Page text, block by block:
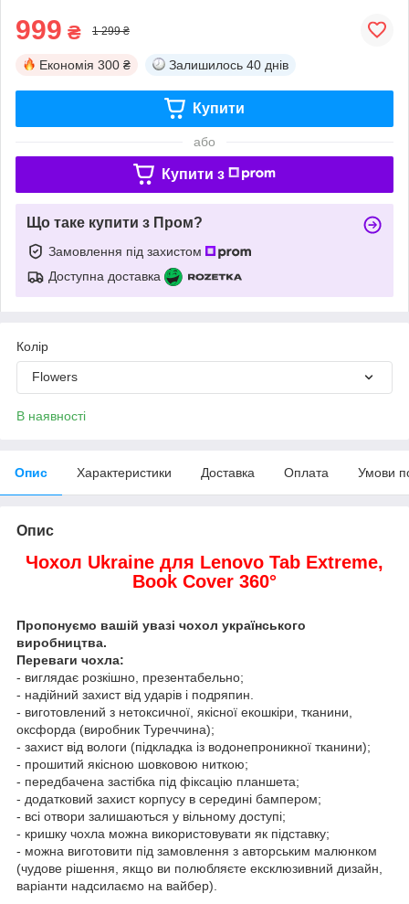
999 ₴ 1 299 ₴
Економія 300 ₴ Залишилось 40 днів
Купити
або
Купити з
Що таке купити з Пром?
Замовлення під захистом
Доступна доставка
Колір
Flowers
В наявності
Опис Характеристики Доставка Оплата Умови
Опис
Чохол Ukraine для Lenovo Tab Extreme,
Book Cover 360°
Пропонуємо вашій увазі чохол українського
виробництва.
Переваги чохла:
- виглядає розкішно, презентабельно;
- надійний захист від ударів і подряпин.
- виготовлений з нетоксичної, якісної екошкіри, тканини,
оксфорда (виробник Туреччина);
- захист від вологи (підкладка із водонепроникної тканини);
- прошитий якісною шовковою ниткою;
- передбачена застібка під фіксацію планшета;
- додатковий захист корпусу в середині бампером;
- всі отвори залишаються у вільному доступі;
- кришку чохла можна використовувати як підставку;
- можна виготовити під замовлення з авторським малюнком
(чудове рішення, якщо ви полюбляєте ексклюзивний дизайн,
варіанти надсилаємо на вайбер).